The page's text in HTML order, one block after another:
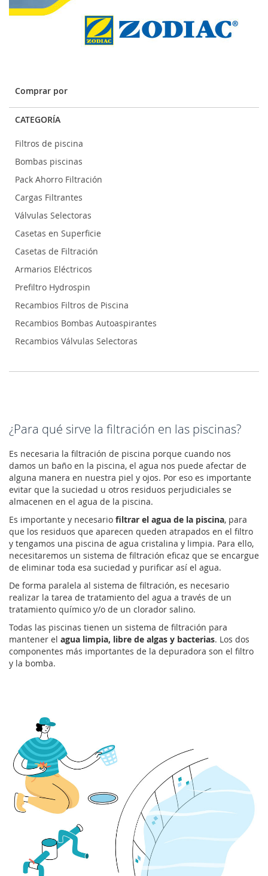
Comprar por
CATEGORÍA
Filtros de piscina
Bombas piscinas
Pack Ahorro Filtración
Cargas Filtrantes
Válvulas Selectoras
Casetas en Superficie
Casetas de Filtración
Armarios Eléctricos
Prefiltro Hydrospin
Recambios Filtros de Piscina
Recambios Bombas Autoaspirantes
Recambios Válvulas Selectoras
¿Para qué sirve la filtración en las piscinas?
Es necesaria la filtración de piscina porque cuando nos
damos un baño en la piscina, el agua nos puede afectar de
alguna manera en nuestra piel y ojos. Por eso es importante
evitar que la suciedad u otros residuos perjudiciales se
almacenen en el agua de la piscina.
Es importante y necesario filtrar el agua de la piscina, para
que los residuos que aparecen queden atrapados en el filtro
y tengamos una piscina de agua cristalina y limpia. Para ello,
necesitaremos un sistema de filtración eficaz que se encargue
de eliminar toda esa suciedad y purificar así el agua.
De forma paralela al sistema de filtración, es necesario
realizar la tarea de tratamiento del agua a través de un
tratamiento químico y/o de un clorador salino.
Todas las piscinas tienen un sistema de filtración para
mantener el agua limpia, libre de algas y bacterias. Los dos
componentes más importantes de la depuradora son el filtro
y la bomba.